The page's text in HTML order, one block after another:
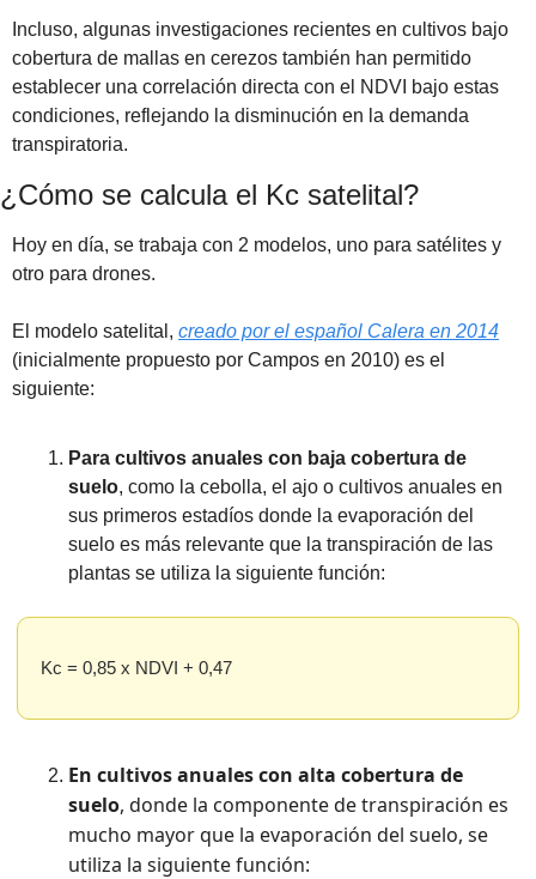
Incluso, algunas investigaciones recientes en cultivos bajo
cobertura de mallas en cerezos también han permitido
establecer una correlación directa con el NDVI bajo estas
condiciones, reflejando la disminución en la demanda
transpiratoria.
¿Cómo se calcula el Kc satelital?
Hoy en día, se trabaja con 2 modelos, uno para satélites y
otro para drones.
El modelo satelital, creado por el español Calera en 2014
(inicialmente propuesto por Campos en 2010) es el
siguiente:
Para cultivos anuales con baja cobertura de
suelo, como la cebolla, el ajo o cultivos anuales en
sus primeros estadíos donde la evaporación del
suelo es más relevante que la transpiración de las
plantas se utiliza la siguiente función:
Kc = 0,85 x NDVI + 0,47
En cultivos anuales con alta cobertura de
suelo, donde la componente de transpiración es
mucho mayor que la evaporación del suelo, se
utiliza la siguiente función: